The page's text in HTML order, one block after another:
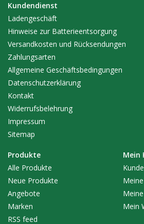
Kundendienst
Ladengeschäft
Hinweise zur Batterieentsorgung
Versandkosten und Rücksendungen
Zahlungsarten
Allgemeine Geschäftsbedingungen
Datenschutzerklärung
Kontakt
Widerrufsbelehrung
Impressum
Sitemap
Produkte
Alle Produkte
Neue Produkte
Angebote
Marken
RSS feed
Mein
Mein